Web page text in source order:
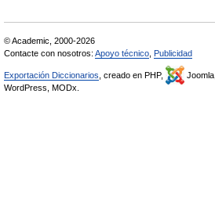
© Academic, 2000-2026
Contacte con nosotros: Apoyo técnico Publicidad
Exportación Diccionarios , creado en PHP, Joomla,
WordPress, MODx.